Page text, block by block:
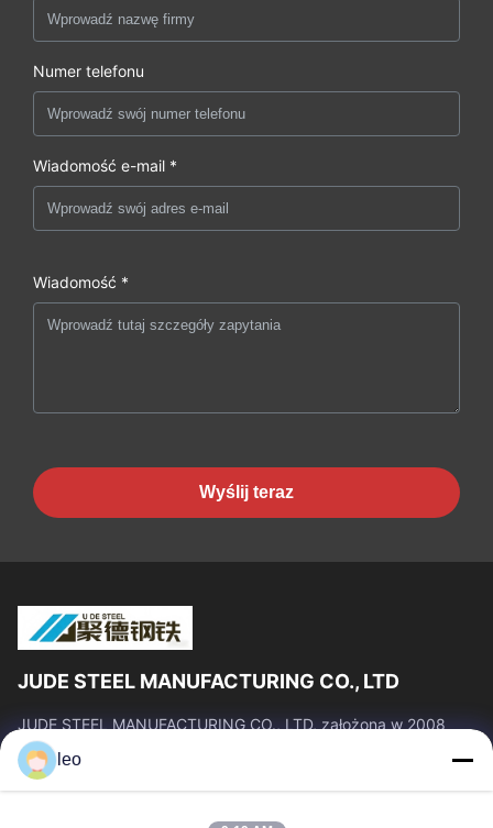
Numer telefonu
Wiadomość e-mail *
Wiadomość *
Wyślij teraz
JUDE STEEL MANUFACTURING CO., LTD
JUDE STEEL MANUFACTURING CO., LTD, założona w 2008
roku, jest profesjonalnym producentem i dostawcą rur
stalowych bez szwu i stopów tytanu o...
Szybkie Linki
leo